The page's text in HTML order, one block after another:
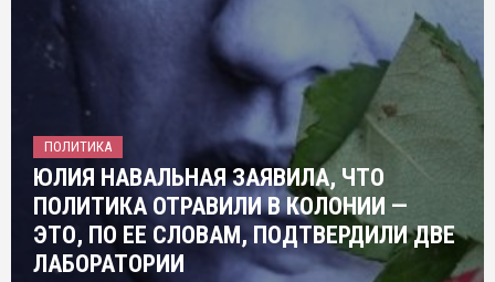
ПОЛИТИКА
ЮЛИЯ НАВАЛЬНАЯ ЗАЯВИЛА, ЧТО
ПОЛИТИКА ОТРАВИЛИ В КОЛОНИИ —
ЭТО, ПО ЕЕ СЛОВАМ, ПОДТВЕРДИЛИ ДВЕ
ЛАБОРАТОРИИ